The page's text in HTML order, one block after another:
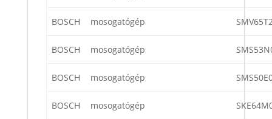
BOSCH mosogatógép
BOSCH mosogatógép
BOSCH mosogatógép
BOSCH mosogatógép